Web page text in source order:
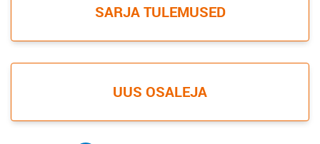
SARJA TULEMUSED
UUS OSALEJA